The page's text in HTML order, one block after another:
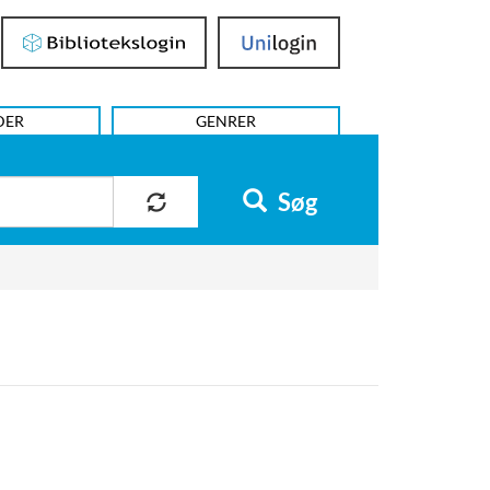
Bibliotekslogin UniLogin
GENRER
Søg